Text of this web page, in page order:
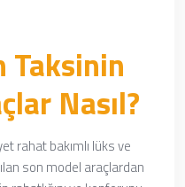
Taksinin
Nasıl?
rahatbakımlı lüks ve
son model araçlardan